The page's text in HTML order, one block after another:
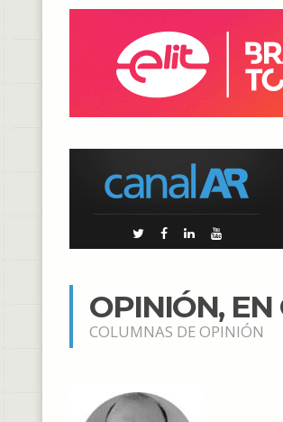
OPINIÓN,
COLUMNAS DE OPINIÓN